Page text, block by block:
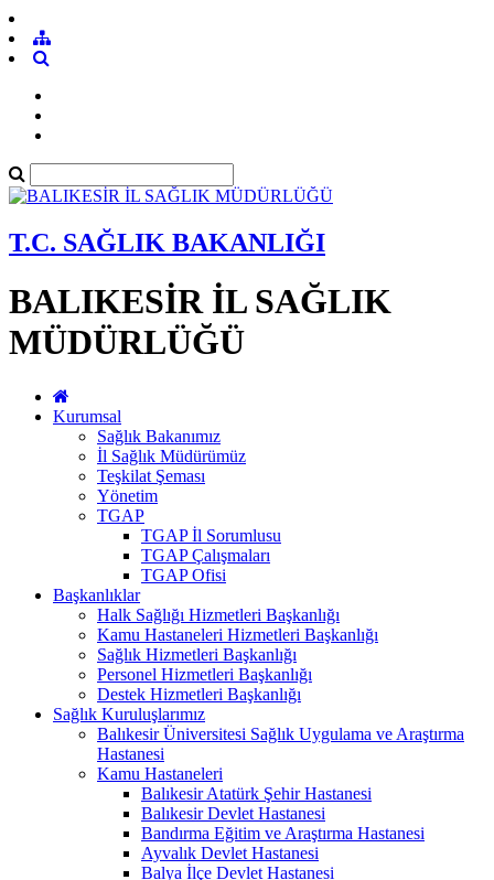
T.C. SAĞLIK BAKANLIĞI
BALIKESİR İL SAĞLIK
MÜDÜRLÜĞÜ
Kurumsal
Sağlık Bakanımız
İl Sağlık Müdürümüz
Teşkilat Şeması
Yönetim
TGAP
TGAP İl Sorumlusu
TGAP Çalışmaları
TGAP Ofisi
Başkanlıklar
Halk Sağlığı Hizmetleri Başkanlığı
Kamu Hastaneleri Hizmetleri Başkanlığı
Sağlık Hizmetleri Başkanlığı
Personel Hizmetleri Başkanlığı
Destek Hizmetleri Başkanlığı
Sağlık Kuruluşlarımız
Balıkesir Üniversitesi Sağlık Uygulama ve Araştırma
Hastanesi
Kamu Hastaneleri
Balıkesir Atatürk Şehir Hastanesi
Balıkesir Devlet Hastanesi
Bandırma Eğitim ve Araştırma Hastanesi
Ayvalık Devlet Hastanesi
Balya İlçe Devlet Hastanesi